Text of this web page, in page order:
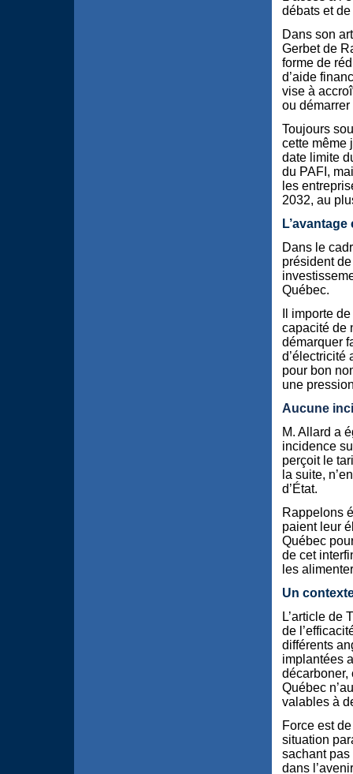
débats et
Dans son
Gerbet de
forme de
d’aide
vise à
ou
Toujours
cette même
date limite
du PAFI,
les
2032, au
Dans le
président
Québec.
Il importe
capacité de
démarquer
d’électricité
pour bon
une
Aucune
M. Allard a
incidence
perçoit le
la suite,
d’État.
Rappelons
paient leur
Québec
de cet
les
Un
L’article de
de
différents
implantées
décarboner,
Québec
valables à
Force est
situation
sachant
dans